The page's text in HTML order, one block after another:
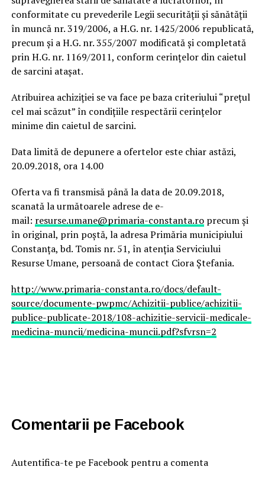
conformitate cu prevederile Legii securității și sănătății
în muncă nr. 319/2006, a H.G. nr. 1425/2006 republicată,
precum și a H.G. nr. 355/2007 modificată și completată
prin H.G. nr. 1169/2011, conform cerințelor din caietul
de sarcini atașat.
Atribuirea achiziției se va face pe baza criteriului “prețul
cel mai scăzut” în condițiile respectării cerințelor
minime din caietul de sarcini.
Data limită de depunere a ofertelor este chiar astăzi,
20.09.2018, ora 14.00
Oferta va fi transmisă până la data de 20.09.2018,
scanată la următoarele adrese de e-
mail: resurse.umane@primaria-constanta.roprecum și
în original, prin poștă, la adresa Primăria municipiului
Constanța, bd. Tomis nr. 51, în atenția Serviciului
Resurse Umane, persoană de contact Ciora Ștefania.
http://www.primaria-constanta.ro/docs/default-
source/documente-pwpmc/Achizitii-publice/achizitii-
publice-publicate-2018/108-achizitie-servicii-medicale-
medicina-muncii/medicina-muncii.pdf?sfvrsn=2
Comentarii pe Facebook
Autentifica-te pe Facebook pentru a comenta